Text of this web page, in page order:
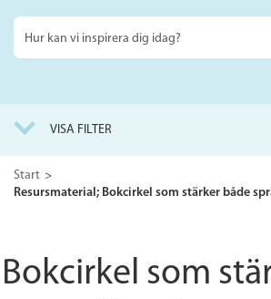
Sök
på
VISA FILTER
Start
Resursmaterial; Bokcirkel som stärker både
Bokcirkel som